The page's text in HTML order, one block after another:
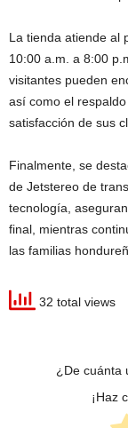
La tienda atiende al
10:00 a.m. a 8:00
visitantes pueden
así como el
satisfacción de sus
Finalmente, se
de Jetstereo de
tecnología,
final, mientras
las familias
32 total views
¿De cuánta
¡Haz